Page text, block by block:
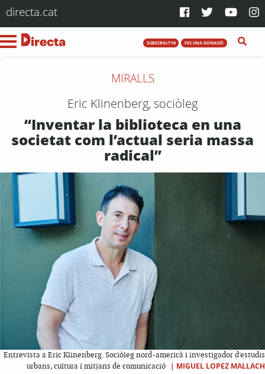
directa.cat
SUBSCRIU-T'HI FES UNA DONACIÓ
MIRALLS
Eric Klinenberg, sociòleg
“Inventar la biblioteca en una
societat com l’actual seria massa
radical”
Entrevista a Eric Klinenberg. Sociòleg nord-americà i investigador d'estudis
urbans, cultura i mitjans de comunicació
| MIGUEL LOPEZ MALLACH